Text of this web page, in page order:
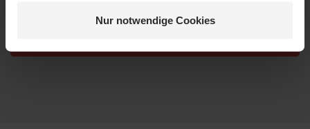
Nur notwendige Cookies